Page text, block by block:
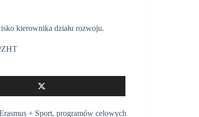
kierownika działu rozwoju.
+ Sport, programów celowych